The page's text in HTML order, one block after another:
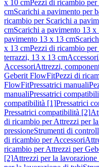
x 10 cmPezzi di ricambio
cmScarichi a pavimento per
ricambio per Scarichi a
cmScarichi a pavimento 13 x
pavimento 13 x 13 cm
x 13 cmPezzi di ricambio
terrazzi, 13 x 13 cmAccessori
AccessoriAttrezzi,
Geberit FlowFitPezzi di
FlowFitPressatrici manuali
manualiPressatrici
compatibilità [1]Pressatrici
Pressatrici compatibilità [2]
di ricambio per Attrezzi per
pressioneStrumenti di
di ricambio per Accessori
ricambio per Attrezzi per
[2]Attrezzi per la